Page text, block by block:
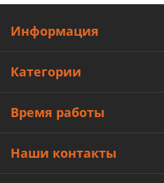
Информация
Категории
Время работы
Наши контакты